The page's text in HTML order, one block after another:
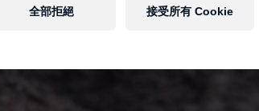
全部拒絕 接受所有 Cookie